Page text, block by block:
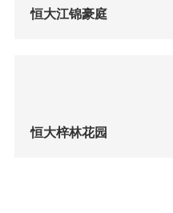
恒大江锦豪庭
恒大梓林花园